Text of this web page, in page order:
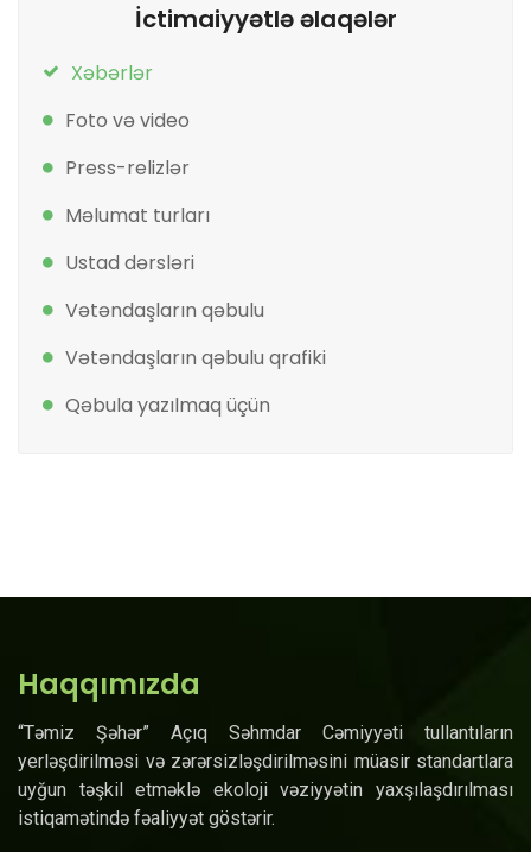
İctimaiyyətlə əlaqələr
Xəbərlər
Foto və video
Press-relizlər
Məlumat turları
Ustad dərsləri
Vətəndaşların qəbulu
Vətəndaşların qəbulu qrafiki
Qəbula yazılmaq üçün
Haqqımızda
“Təmiz Şəhər” Açıq Səhmdar Cəmiyyəti tullantıların
yerləşdirilməsi və zərərsizləşdirilməsini müasir standartlara
uyğun təşkil etməklə ekoloji vəziyyətin yaxşılaşdırılması
istiqamətində fəaliyyət göstərir.